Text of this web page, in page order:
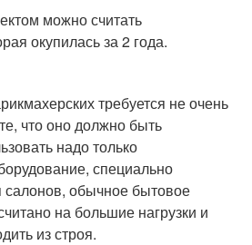
можно считать
окупилась за 2 года.
требуется не очень
что оно должно быть
надо только
специально
салонов, обычное бытовое
на большие нагрузки и
из строя.